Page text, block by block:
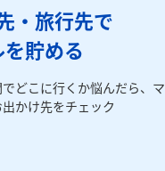
・旅行先で
貯める
どこに行くか悩んだら、マ
かけ先をチェック